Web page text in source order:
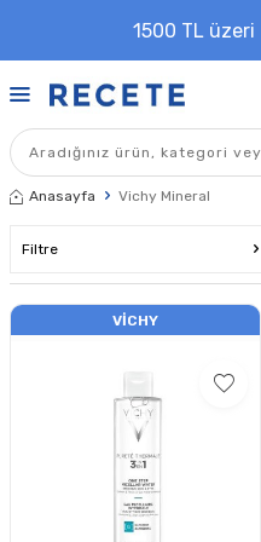
1500 TL üzeri
Anasayfa Vichy Mineral
Filtre
VICHY